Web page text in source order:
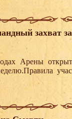
захват
Арены